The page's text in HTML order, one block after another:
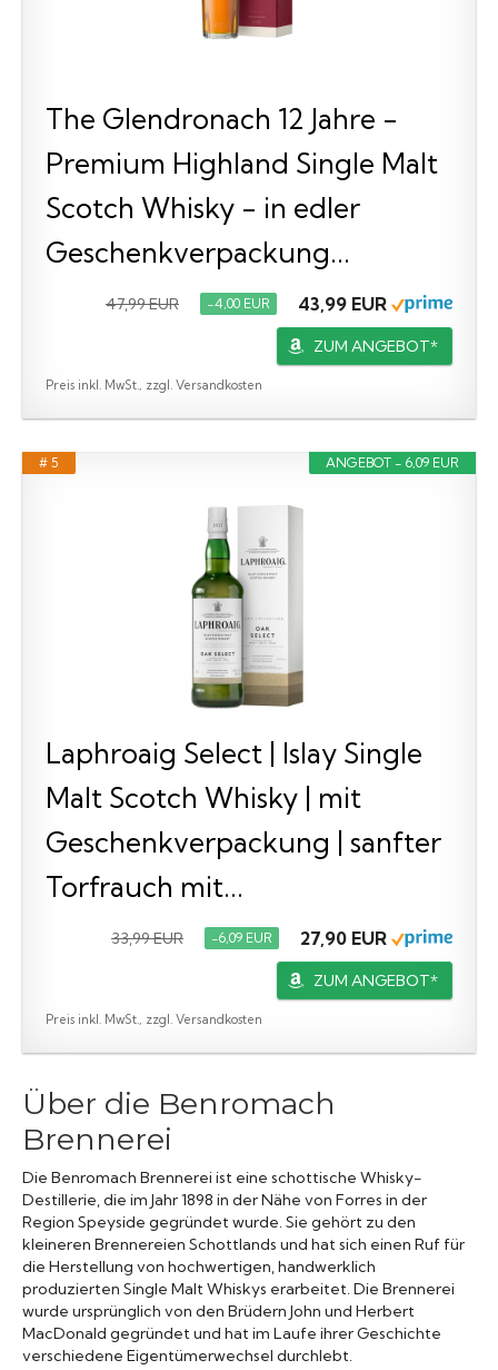
The Glendronach 12 Jahre -
Premium Highland Single Malt
Scotch Whisky - in edler
Geschenkverpackung...
47,99 EUR −4,00 EUR 43,99 EUR
ZUM ANGEBOT*
Preis inkl. MwSt., zzgl. Versandkosten
ANGEBOT - 6,09 EUR
# 5
Laphroaig Select | Islay Single
Malt Scotch Whisky | mit
Geschenkverpackung | sanfter
Torfrauch mit...
33,99 EUR −6,09 EUR 27,90 EUR
ZUM ANGEBOT*
Preis inkl. MwSt., zzgl. Versandkosten
Über die Benromach
Brennerei
Die Benromach Brennerei ist eine schottische Whisky-
Destillerie, die im Jahr 1898 in der Nähe von Forres in der
Region Speyside gegründet wurde. Sie gehört zu den
kleineren Brennereien Schottlands und hat sich einen Ruf für
die Herstellung von hochwertigen, handwerklich
produzierten Single Malt Whiskys erarbeitet. Die Brennerei
wurde ursprünglich von den Brüdern John und Herbert
MacDonald gegründet und hat im Laufe ihrer Geschichte
verschiedene Eigentümerwechsel durchlebt.